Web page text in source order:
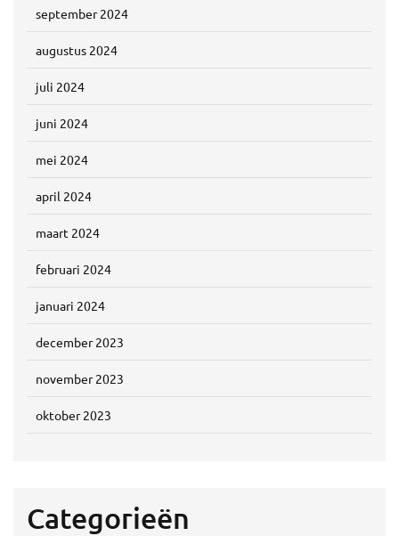
september 2024
augustus 2024
juli 2024
juni 2024
mei 2024
april 2024
maart 2024
februari 2024
januari 2024
december 2023
november 2023
oktober 2023
Categorieën